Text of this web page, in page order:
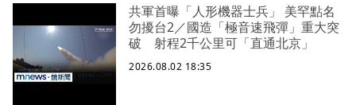
共軍首曝「人形機器士兵」 美罕點名
勿擾台2／國造「極音速飛彈」重大突
破 射程2千公里可「直通北京」
2026.08.02 18:35